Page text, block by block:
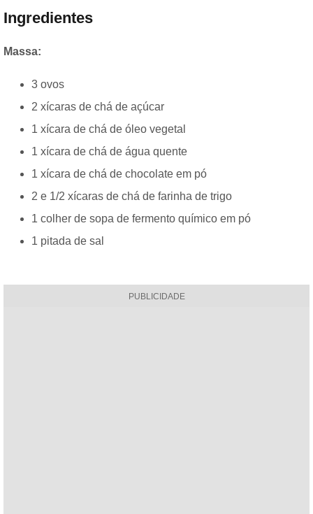
Ingredientes
Massa:
3 ovos
2 xícaras de chá de açúcar
1 xícara de chá de óleo vegetal
1 xícara de chá de água quente
1 xícara de chá de chocolate em pó
2 e 1/2 xícaras de chá de farinha de trigo
1 colher de sopa de fermento químico em pó
1 pitada de sal
PUBLICIDADE